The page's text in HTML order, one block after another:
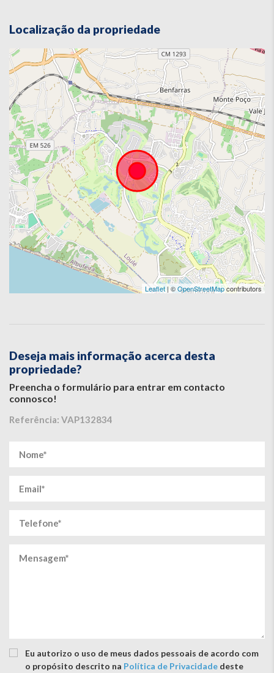
Localização da propriedade
Leaflet | ©OpenStreetMapcontributors
Deseja mais informação acerca desta
propriedade?
Preencha o formulário para entrar em contacto
connosco!
Referência: VAP132834
Eu autorizo ​​o uso de meus dados pessoais de acordo com
o propósito descrito na Política de Privacidade deste